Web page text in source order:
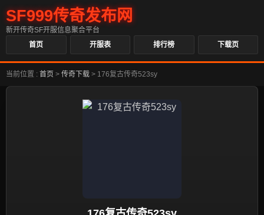
SF999传奇发布网
新开传奇SF开服信息聚合平台
首页
开服表 排行榜 下载页
当前位置 : 首页 > 传奇下载 > 176复古传奇523sy